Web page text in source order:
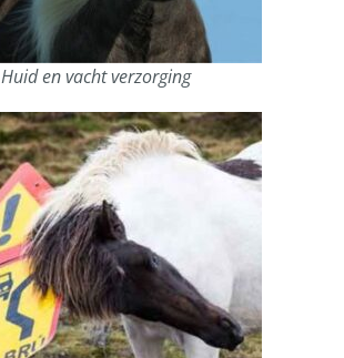
Huid en vacht verzorging